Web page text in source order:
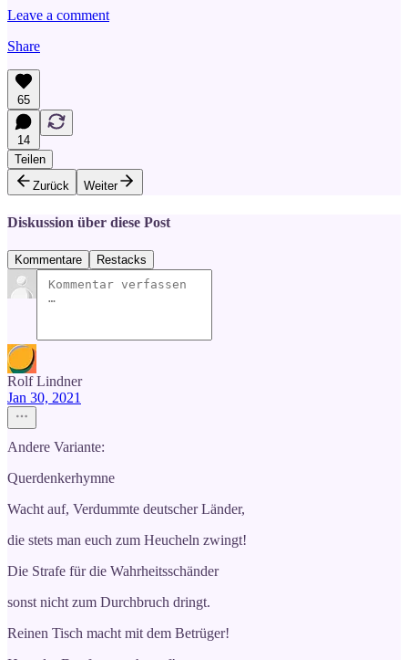
Leave a comment
Share
65
14
Teilen
Zurück
Weiter
Diskussion über diese Post
Kommentare Restacks
Rolf Lindner
Jan 30, 2021
Andere Variante:
Querdenkerhymne
Wacht auf, Verdummte deutscher Länder,
die stets man euch zum Heucheln zwingt!
Die Strafe für die Wahrheitsschänder
sonst nicht zum Durchbruch dringt.
Reinen Tisch macht mit dem Betrüger!